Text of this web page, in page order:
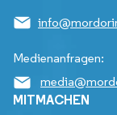
Medienanfragen:
MITMACHEN